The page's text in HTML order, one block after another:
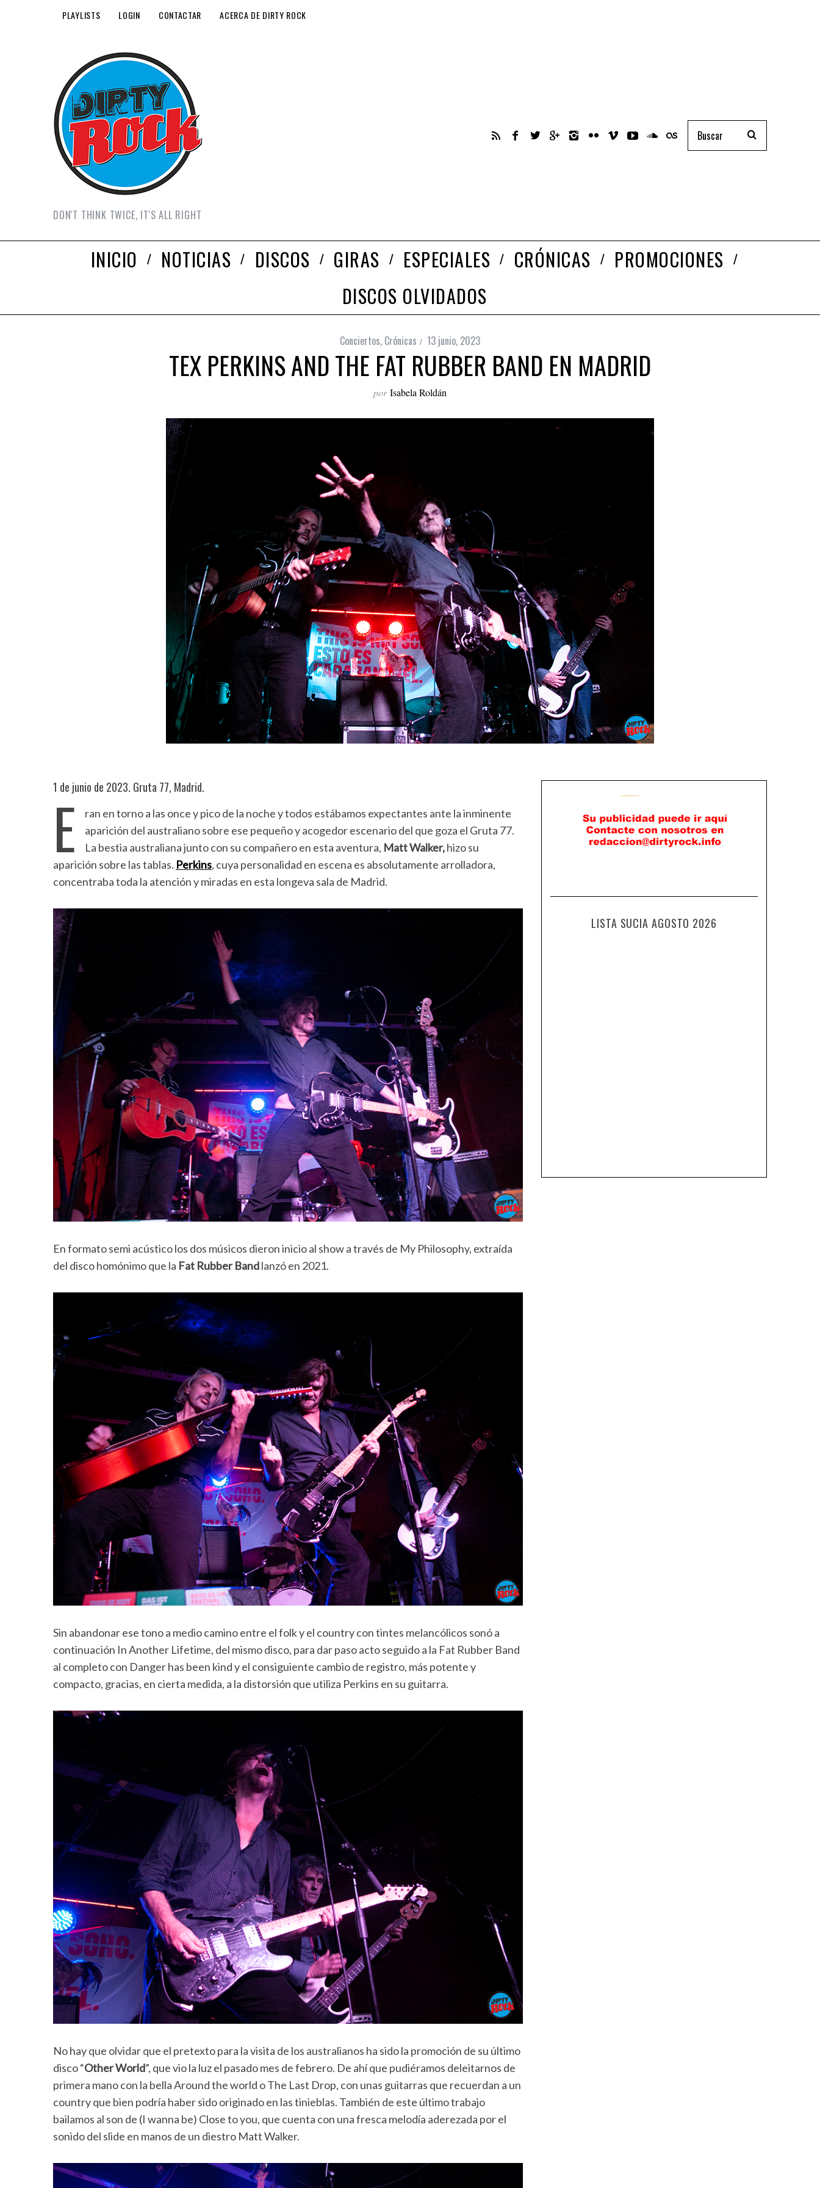
PLAYLISTS LOGIN CONTACTAR ACERCA DE DIRTY ROCK
DON'T THINK TWICE, IT'S ALL RIGHT
INICIO NOTICIAS DISCOS GIRAS ESPECIALES CRÓNICAS
PROMOCIONES
DISCOS OLVIDADOS
Conciertos, Crónicas 13 junio, 2023
TEX PERKINS AND THE FAT RUBBER BAND EN MADRID
por Isabela Roldán
1 de junio de 2023. Gruta 77, Madrid.
E
ran en torno a las once y pico de la noche y todos estábamos expectantes ante la inminente
aparición del australiano sobre ese pequeño y acogedor escenario del que goza el Gruta 77.
La bestia australiana junto con su compañero en esta aventura, Matt Walker,hizo su
aparición sobre las tablas. Perkins, cuya personalidad en escena es absolutamente arrolladora,
concentraba toda la atención y miradas en esta longeva sala de Madrid.
En formato semi acústico los dos músicos dieron inicio al show a través de My Philosophy, extraída
del disco homónimo que la Fat Rubber Bandlanzó en 2021.
Sin abandonar ese tono a medio camino entre el folk y el country con tintes melancólicos sonó a
continuación In Another Lifetime, del mismo disco, para dar paso acto seguido a la Fat Rubber Band
al completo con Danger has been kind y el consiguiente cambio de registro, más potente y
compacto, gracias, en cierta medida, a la distorsión que utiliza Perkins en su guitarra.
No hay que olvidar que el pretexto para la visita de los australianos ha sido la promoción de su último
disco “Other World”, que vio la luz el pasado mes de febrero. De ahí que pudiéramos deleitarnos de
primera mano con la bella Around the world o The Last Drop, con unas guitarras que recuerdan a un
country que bien podría haber sido originado en las tinieblas. También de este último trabajo
bailamos al son de (I wanna be) Close to you, que cuenta con una fresca melodía aderezada por el
sonido del slide en manos de un diestro Matt Walker.
LISTA SUCIA AGOSTO 2026